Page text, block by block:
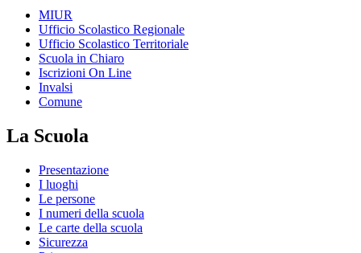
MIUR
Ufficio Scolastico Regionale
Ufficio Scolastico Territoriale
Scuola in Chiaro
Iscrizioni On Line
Invalsi
Comune
La Scuola
Presentazione
I luoghi
Le persone
I numeri della scuola
Le carte della scuola
Sicurezza